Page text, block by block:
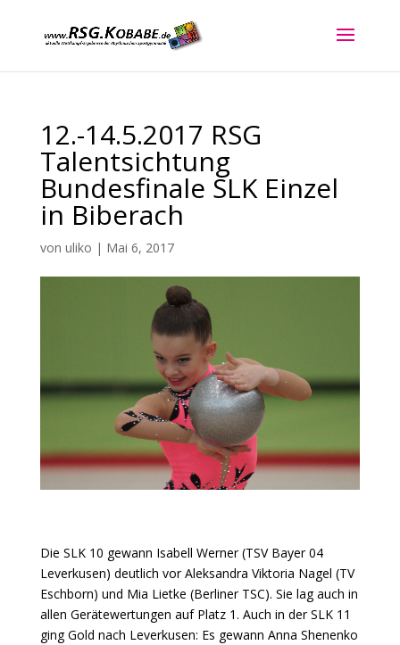
12.-14.5.2017 RSG
Talentsichtung
Bundesfinale SLK Einzel
in Biberach
von uliko | Mai 6, 2017
Die SLK 10 gewann Isabell Werner (TSV Bayer 04
Leverkusen) deutlich vor Aleksandra Viktoria Nagel (TV
Eschborn) und Mia Lietke (Berliner TSC). Sie lag auch in
allen Gerätewertungen auf Platz 1. Auch in der SLK 11
ging Gold nach Leverkusen: Es gewann Anna Shenenko